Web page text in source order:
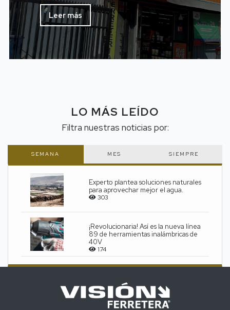
Leer más
LO MÁS LEÍDO
Filtra nuestras noticias por:
SEMANA MES SIEMPRE
Experto plantea soluciones naturales
para aprovechar mejor el agua.
303
¡Revolucionaria! Así es la nueva línea
89 de herramientas inalámbricas de
40V
174